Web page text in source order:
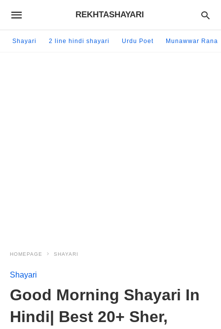
REKHTASHAYARI
Shayari 2 line hindi shayari Urdu Poet Munawwar Rana
HOMEPAGE SHAYARI
Shayari
Good Morning Shayari In
Hindi| Best 20+ Sher,